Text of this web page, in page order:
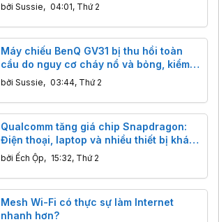
bởi Sussie, 04:01, Thứ 2
Máy chiếu BenQ GV31 bị thu hồi toàn
cầu do nguy cơ cháy nổ và bỏng, kiểm
tra ngay!
bởi Sussie, 03:44, Thứ 2
Qualcomm tăng giá chip Snapdragon:
Điện thoại, laptop và nhiều thiết bị khác
sẽ đắt hơn từ 2027
bởi Ếch Ộp, 15:32, Thứ 2
Mesh Wi-Fi có thực sự làm Internet
nhanh hơn?